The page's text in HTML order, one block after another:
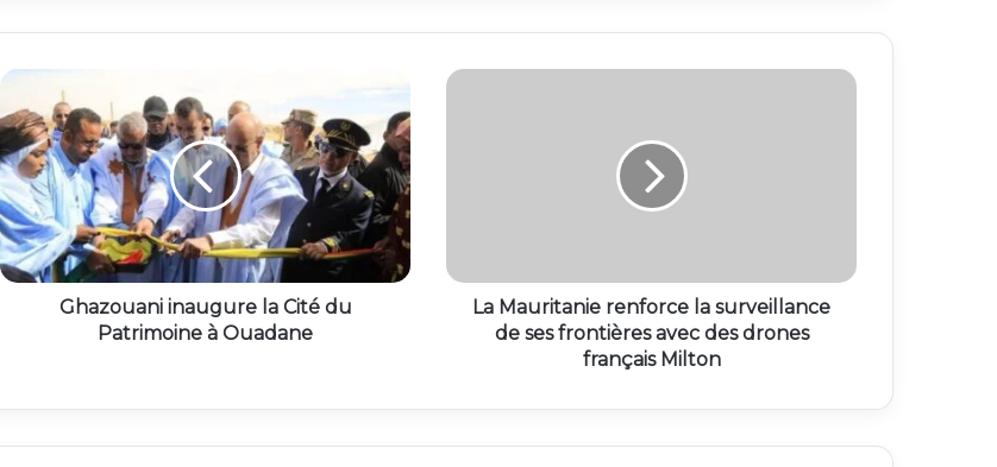
Ghazouani inaugure la Cité du
Patrimoine à Ouadane
La Mauritanie renforce la surveillance
de ses frontières avec des drones
français Milton